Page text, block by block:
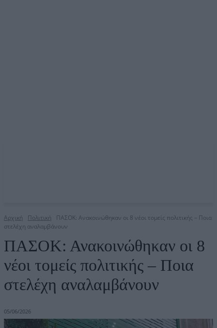
Αρχική Πολιτική
ΠΑΣΟΚ: Ανακοινώθηκαν οι 8 νέοι τομείς πολιτικής – Ποια
στελέχη αναλαμβάνουν
ΠΑΣΟΚ: Ανακοινώθηκαν οι 8
νέοι τομείς πολιτικής – Ποια
στελέχη αναλαμβάνουν
05/06/2026